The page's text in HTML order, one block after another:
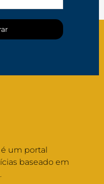
um portal
baseado em